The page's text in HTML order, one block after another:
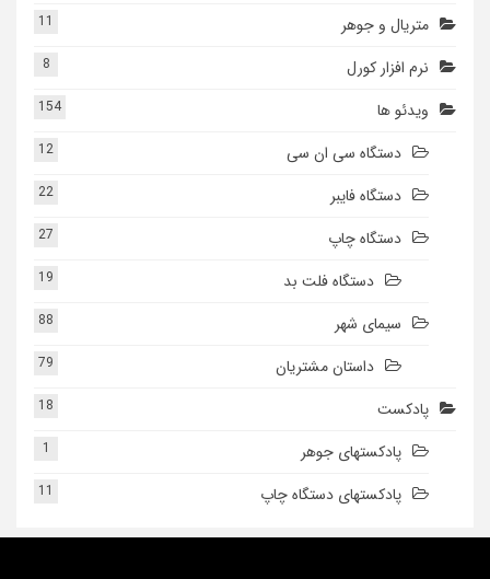
متریال و جوهر 11
نرم افزار کورل 8
ویدئو ها 154
دستگاه سی ان سی 12
دستگاه فایبر 22
دستگاه چاپ 27
دستگاه فلت بد 19
سیمای شهر 88
داستان مشتریان 79
پادکست 18
پادکستهای جوهر 1
پادکستهای دستگاه چاپ 11